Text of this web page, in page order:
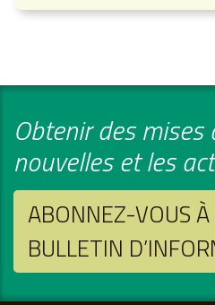
Obtenir des
nouvelles et les
ABONNEZ-VOUS
BULLETIN